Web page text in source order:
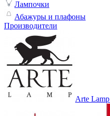
Лампочки
Абажуры и плафоны
Производители
Arte Lamp